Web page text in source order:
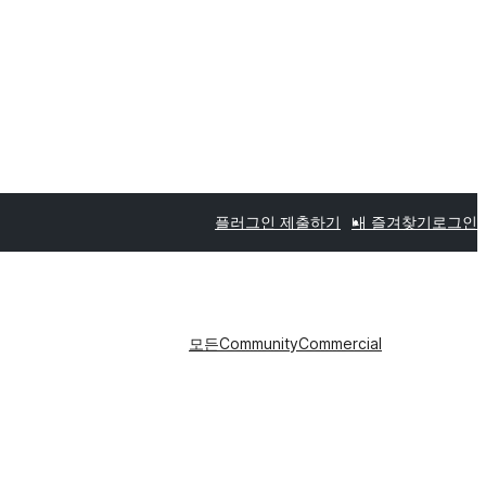
플러그인 제출하기 내 즐겨찾기 로그인
모든CommunityCommercial